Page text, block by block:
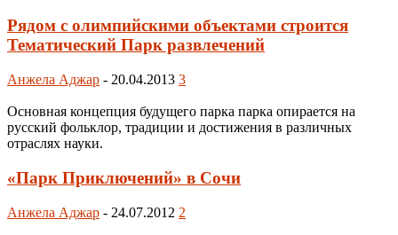
Рядом с олимпийскими объектами строится
Тематический Парк развлечений
Анжела Аджар - 20.04.2013 3
Основная концепция будущего парка парка опирается на
русский фольклор, традиции и достижения в различных
отраслях науки.
«Парк Приключений» в Сочи
Анжела Аджар - 24.07.2012 2